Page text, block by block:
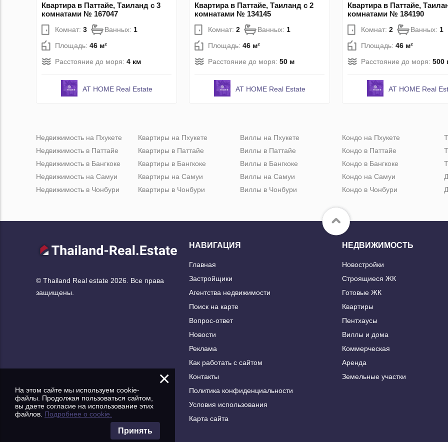
Квартира в Паттайе, Таиланд с 3
комнатами № 167047
Комнат: 3 Ванных: 1
Площадь: 46 м²
Расстояние до моря: 4 км
AT HOME Real Estate
Квартира в Паттайе, Таиланд с 2
комнатами № 134145
Комнат: 2 Ванных: 1
Площадь: 46 м²
Расстояние до моря: 50 м
AT HOME Real Estate
Квартира в Паттайе,
комнатами № 184190
Комнат: 2 Ванных: 1
Площадь: 46 м²
Расстояние до моря: 500
AT HOME Real
Недвижимость на Пхукете
Недвижимость в Паттайе
Недвижимость в Бангкоке
Недвижимость на Самуи
Недвижимость в Чонбури
Квартиры на Пхукете
Квартиры в Паттайе
Квартиры в Бангкоке
Квартиры на Самуи
Квартиры в Чонбури
Виллы на Пхукете
Виллы в Паттайе
Виллы в Бангкоке
Виллы на Самуи
Виллы в Чонбури
Кондо на Пхукете
Кондо в Паттайе
Кондо в Бангкоке
Кондо на Самуи
Кондо в Чонбури
© Thailand Real estate 2026. Все права
защищены.
НАВИГАЦИЯ
Главная
Застройщики
Агентства недвижимости
Поиск на карте
Вопрос-ответ
Новости
Реклама
Как работать с сайтом
Контакты
Политика конфиденциальности
Условия использования
Карта сайта
НЕДВИЖИМОСТЬ
Новостройки
Строящиеся ЖК
Готовые ЖК
Квартиры
Пентхаусы
Виллы и дома
Коммерческая
Аренда
Земельные участки
×
На этом сайте мы используем cookie-
файлы. Продолжая пользоваться сайтом,
вы даете согласие на использование этих
файлов. Подробнее о cookie.
Принять